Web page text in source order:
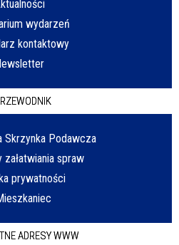
wydarzeń
kontaktowy
Skrzynka Podawcza
spraw
prywatności
ADRESY WWW